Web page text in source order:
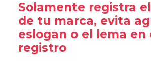
Solamente registra
de tu marca, evita
eslogan o el lema en
registro